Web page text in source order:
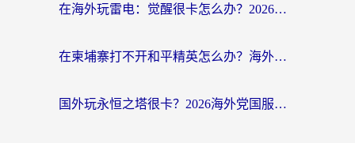
在海外玩雷电：觉醒很卡怎么办？2026终极指南帮你告别延迟与卡顿
在柬埔寨打不开和平精英怎么办？海外党必看的国服游戏加速终极指南
国外玩永恒之塔很卡？2026海外党国服游戏加速器终极指南（附街头篮球坦克世界实测）